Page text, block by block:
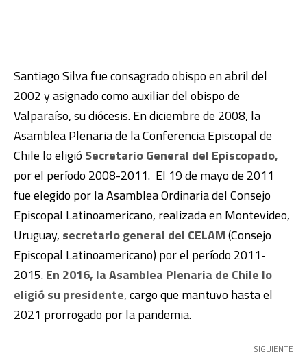
Santiago Silva fue consagrado obispo en abril del
2002 y asignado como auxiliar del obispo de
Valparaíso, su diócesis. En diciembre de 2008, la
Asamblea Plenaria de la Conferencia Episcopal de
Chile lo eligió Secretario General del Episcopado,
por el período 2008-2011. El 19 de mayo de 2011
fue elegido por la Asamblea Ordinaria del Consejo
Episcopal Latinoamericano, realizada en Montevideo,
Uruguay, secretario general del CELAM(Consejo
Episcopal Latinoamericano) por el período 2011-
2015.En 2016, la Asamblea Plenaria de Chile lo
eligió su presidente, cargo que mantuvo hasta el
2021 prorrogado por la pandemia.
SIGUIENTE